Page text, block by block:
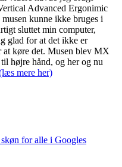
Advanced Ergonimic
kunne ikke bruges i
sluttet min computer,
glad for at det ikke er
at køre det. Musen blev MX
højre hånd, og her og nu
mere her)
for alle i Googles